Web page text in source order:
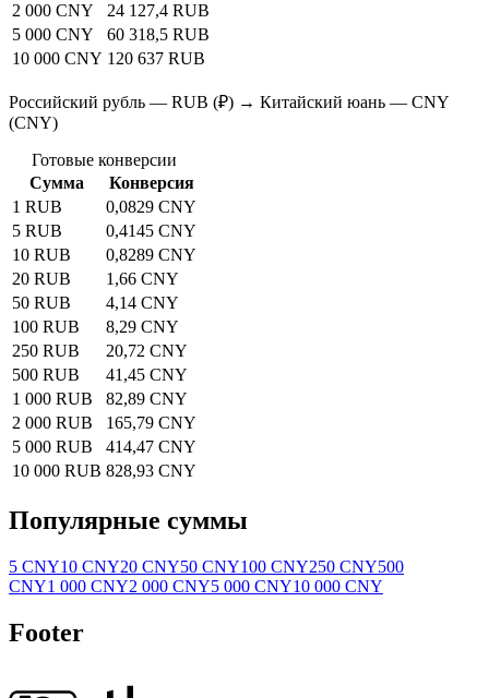
2 000 CNY
24 127,4 RUB
5 000 CNY
60 318,5 RUB
10 000 CNY 120 637 RUB
Российский рубль — RUB (₽) → Китайский юань — CNY
(CNY)
Готовые конверсии
Сумма
Конверсия
1 RUB
0,0829 CNY
5 RUB
0,4145 CNY
10 RUB
0,8289 CNY
20 RUB
1,66 CNY
50 RUB
4,14 CNY
100 RUB
8,29 CNY
250 RUB
20,72 CNY
500 RUB
41,45 CNY
1 000 RUB
82,89 CNY
2 000 RUB
165,79 CNY
5 000 RUB
414,47 CNY
10 000 RUB 828,93 CNY
Популярные суммы
5 CNY10 CNY20 CNY50 CNY100 CNY250 CNY500
CNY1 000 CNY2 000 CNY5 000 CNY10 000 CNY
Footer